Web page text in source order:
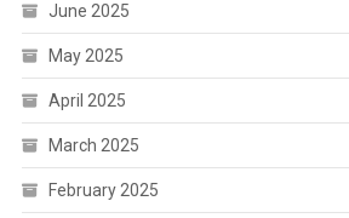
June 2025
May 2025
April 2025
March 2025
February 2025